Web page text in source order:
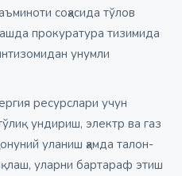
соҳасида тўлов
прокуратура тизимида
унумли
ресурслари учун
ундириш, электр ва газ
уланиш ҳамда талон-
уларни бартараф этиш